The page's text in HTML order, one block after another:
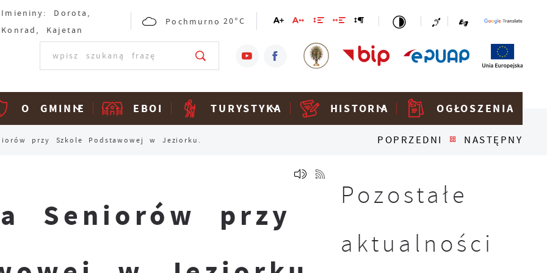
Imieniny: Dorota,
Konrad, Kajetan
Pochmurno 20°C
O GMINIE EBOI TURYSTYKA HISTORIA OGŁOSZENIA
przy Szkole Podstawowej w Jeziorku. POPRZEDNI NASTĘPNY
Seniorów przy
Pozostałe
aktualności